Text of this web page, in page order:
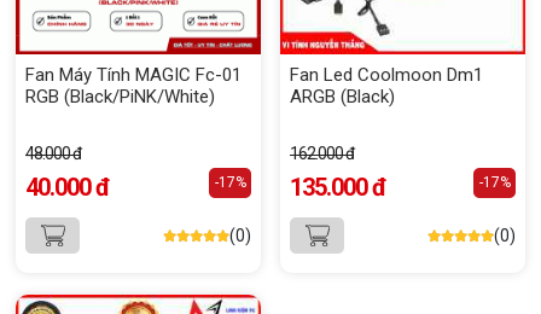
Fan Máy Tính MAGIC Fc-01
RGB (Black/PiNK/White)
48.000 đ
40.000 đ -17%
(0)
Fan Led Coolmoon Dm1
ARGB (Black)
162.000 đ
135.000 đ -17%
(0)